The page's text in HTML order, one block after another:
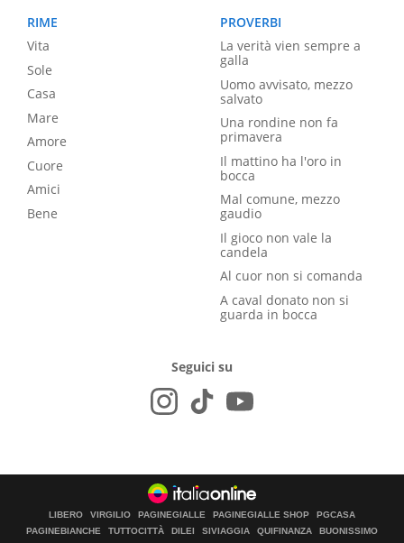
RIME
Vita
Sole
Casa
Mare
Amore
Cuore
Amici
Bene
PROVERBI
La verità vien sempre a
galla
Uomo avvisato, mezzo
salvato
Una rondine non fa
primavera
Il mattino ha l'oro in
bocca
Mal comune, mezzo
gaudio
Il gioco non vale la
candela
Al cuor non si comanda
A caval donato non si
guarda in bocca
Seguici su
LIBERO VIRGILIO PAGINEGIALLE PAGINEGIALLE SHOP
PGCASA
PAGINEBIANCHE
TUTTOCITTÀ DILEI SIVIAGGIA QUIFINANZA
BUONISSIMO